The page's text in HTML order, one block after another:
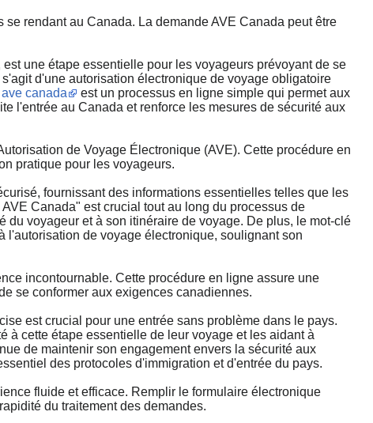
rendant au Canada. La demande AVE Canada peut être
une étape essentielle pour les voyageurs prévoyant de se
d'une autorisation électronique de voyage obligatoire
canada
est un processus en ligne simple qui permet aux
l'entrée au Canada et renforce les mesures de sécurité aux
de Voyage Électronique (AVE). Cette procédure en
pratique pour les voyageurs.
fournissant des informations essentielles telles que les
Canada" est crucial tout au long du processus de
voyageur et à son itinéraire de voyage. De plus, le mot-clé
de voyage électronique, soulignant son
incontournable. Cette procédure en ligne assure une
se conformer aux exigences canadiennes.
est crucial pour une entrée sans problème dans le pays.
à cette étape essentielle de leur voyage et les aidant à
de maintenir son engagement envers la sécurité aux
des protocoles d'immigration et d'entrée du pays.
fluide et efficace. Remplir le formulaire électronique
du traitement des demandes.